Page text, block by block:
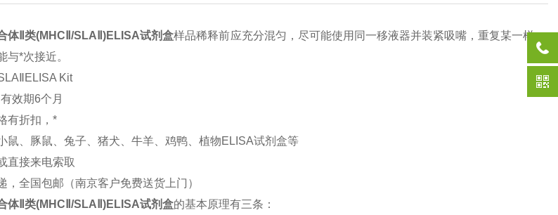
体Ⅱ类(MHCⅡ/SLAⅡ)ELISA试剂盒样品稀释前应充分混匀，尽可能使用同一移液器并装紧吸嘴，重复某一样
与*次接近。
ELISA Kit
效期6个月
有折扣，*
鼠、豚鼠、兔子、猪犬、牛羊、鸡鸭、植物ELISA试剂盒等
直接来电索取
，全国包邮（南京客户免费送货上门）
体Ⅱ类(MHCⅡ/SLAⅡ)ELISA试剂盒的基本原理有三条：